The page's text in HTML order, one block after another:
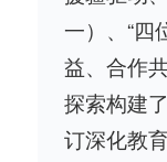
一）、“四
益、合作
探索构建
订深化教